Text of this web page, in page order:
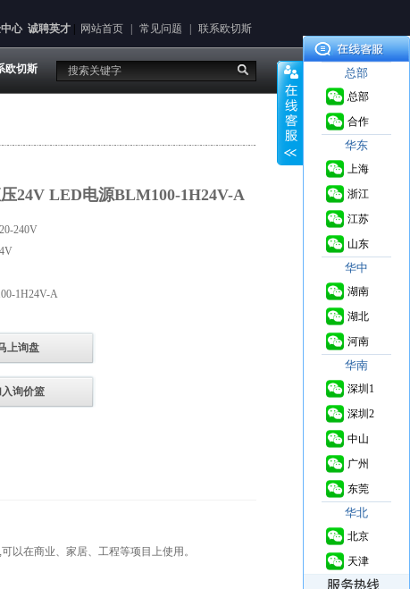
心 诚聘英才 网站首页 常见问题 联系欧切斯
欧切斯
24V LED电源BLM100-1H24V-A
240V
1H24V-A
上询盘
询价篮
以在商业、家居、工程等项目上使用。
总部
总部
合作
华东
上海
浙江
江苏
山东
华中
湖南
湖北
河南
华南
深圳1
深圳2
中山
广州
东莞
华北
北京
天津